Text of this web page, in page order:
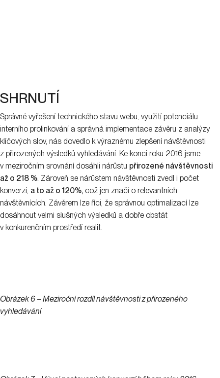
SHRNUTÍ
Správné vyřešení technického stavu webu, využití potenciálu
interního prolinkování a správná implementace závěru z analýzy
klíčových slov, nás dovedlo k výraznému zlepšení návštěvnosti
z přirozených výsledků vyhledávání. Ke konci roku 2016 jsme
v meziročním srovnání dosáhli nárůstu přirozené návštěvnosti
až o 218 %. Zároveň se nárůstem návštěvnosti zvedl i počet
konverzí, a to až o 120%, což jen značí o relevantních
návštěvnících. Závěrem lze říci, že správnou optimalizací lze
dosáhnout velmi slušných výsledků a dobře obstát
v konkurenčním prostředí realit.
Obrázek 6 – Meziroční rozdíl návštěvnosti z přirozeného
vyhledávání